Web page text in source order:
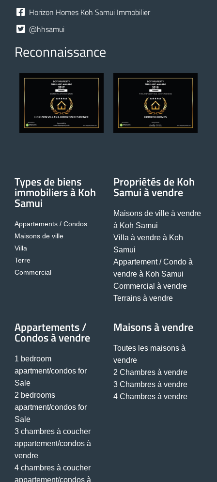
Horizon Homes Koh Samui Immobilier
@hhsamui
Reconnaissance
Types de biens
immobiliers à Koh
Samui
Appartements / Condos
Maisons de ville
Villa
Terre
Commercial
Propriétés de Koh
Samui à vendre
Maisons de ville à vendre
à Koh Samui
Villa à vendre à Koh
Samui
Appartement / Condo à
vendre à Koh Samui
Commercial à vendre
Terrains à vendre
Appartements /
Condos à vendre
1 bedroom
apartment/condos for
Sale
2 bedrooms
apartment/condos for
Sale
3 chambres à coucher
appartement/condos à
vendre
4 chambres à coucher
appartement/condos à
Maisons à vendre
Toutes les maisons à
vendre
2 Chambres à vendre
3 Chambres à vendre
4 Chambres à vendre